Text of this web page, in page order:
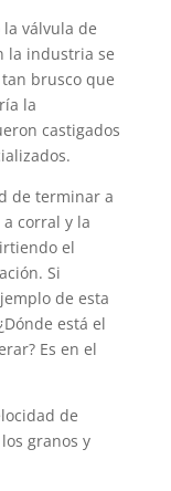
válvula de
la industria se
brusco que
la
castigados
de terminar a
corral y la
el
Si
de esta
está el
Es en el
de
granos y